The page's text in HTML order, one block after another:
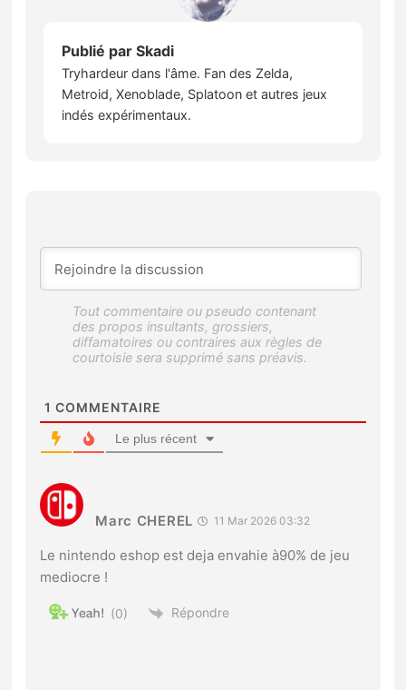
Publié parSkadi
Tryhardeur dans l'âme. Fan des Zelda,
Metroid, Xenoblade, Splatoon et autres jeux
indés expérimentaux.
1 COMMENTAIRE
Le plus récent
Marc CHEREL 11 Mar 2026 03:32
Le nintendo eshop est deja envahie à90% de jeu
mediocre !
0 Répondre